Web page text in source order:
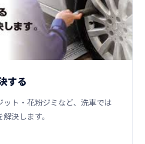
する
ト・花粉ジミなど、洗車では
決します。